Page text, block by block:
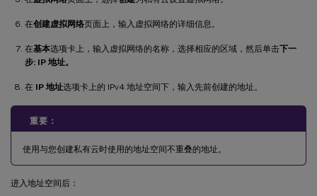
在创建虚拟网络页面上，输入虚拟网络的详细信息。
在基本选项卡上，输入虚拟网络的名称，选择相应的区域，然后单击下一
步: IP 地址。
在 IP 地址选项卡上的 IPv4 地址空间下，输入先前创建的地址。
重要：
使用与您创建私有云时使用的地址空间不重叠的地址。
进入地址空间后：